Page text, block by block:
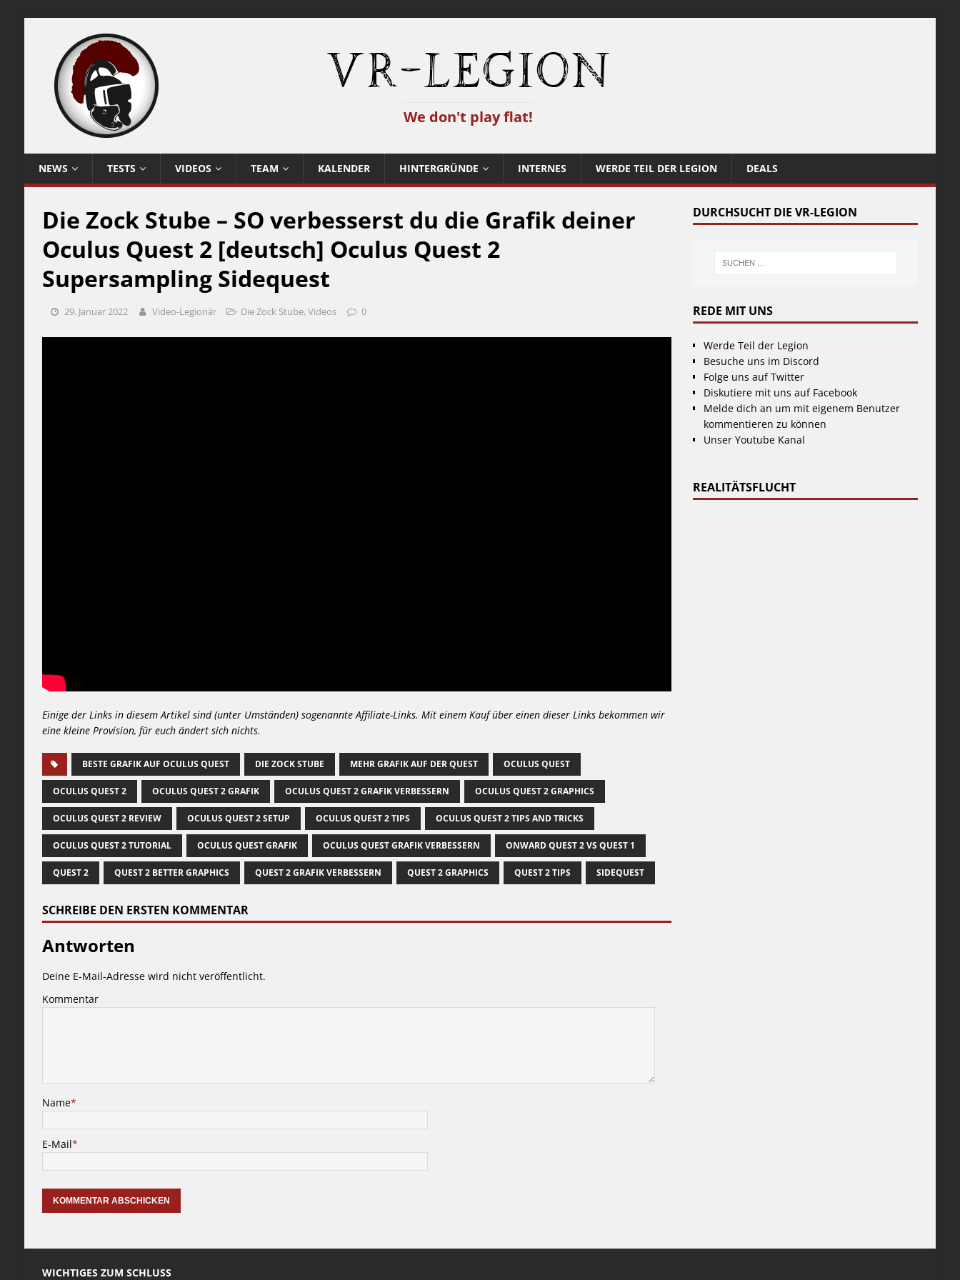
VR-Legion
We don't play flat!
NEWS TESTS VIDEOS TEAM KALENDER HINTERGRÜNDE INTERNES WERDE TEIL DER LEGION DEALS
Die Zock Stube – SO verbesserst du die Grafik deiner
Oculus Quest 2 [deutsch] Oculus Quest 2
Supersampling Sidequest
29. Januar 2022 Video-Legionär Die Zock Stube,Videos 0
Einige der Links in diesem Artikel sind (unter Umständen) sogenannte Affiliate-Links. Mit einem Kauf über einen dieser Links bekommen wir
eine kleine Provision, für euch ändert sich nichts.
BESTE GRAFIK AUF OCULUS QUEST DIE ZOCK STUBE MEHR GRAFIK AUF DER QUEST OCULUS QUEST
OCULUS QUEST 2 OCULUS QUEST 2 GRAFIK OCULUS QUEST 2 GRAFIK VERBESSERN OCULUS QUEST 2 GRAPHICS
OCULUS QUEST 2 REVIEW OCULUS QUEST 2 SETUP OCULUS QUEST 2 TIPS OCULUS QUEST 2 TIPS AND TRICKS
OCULUS QUEST 2 TUTORIAL OCULUS QUEST GRAFIK OCULUS QUEST GRAFIK VERBESSERN ONWARD QUEST 2 VS QUEST 1
QUEST 2 QUEST 2 BETTER GRAPHICS QUEST 2 GRAFIK VERBESSERN QUEST 2 GRAPHICS QUEST 2 TIPS SIDEQUEST
SCHREIBE DEN ERSTEN KOMMENTAR
Antworten
Deine E-Mail-Adresse wird nicht veröffentlicht.
Kommentar
Name*
E-Mail*
DURCHSUCHT DIE VR-LEGION
REDE MIT UNS
Werde Teil der Legion
Besuche uns im Discord
Folge uns auf Twitter
Diskutiere mit uns auf Facebook
Melde dich an um mit eigenem Benutzer
kommentieren zu können
Unser Youtube Kanal
REALITÄTSFLUCHT
WICHTIGES ZUM SCHLUSS